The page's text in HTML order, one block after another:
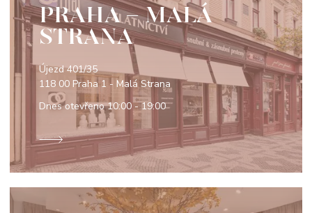
PRAHA - MALÁ
STRANA
Újezd 401/35
118 00 Praha 1 - Malá Strana
Dnes otevřeno10:00 - 19:00